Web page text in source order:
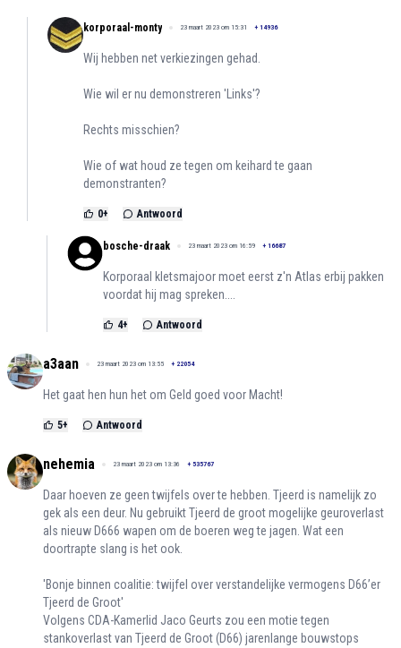
korporaal-monty 23 maart 2023 om 15:31 + 14936
Wij hebben net verkiezingen gehad.
Wie wil er nu demonstreren 'Links'?
Rechts misschien?
Wie of wat houd ze tegen om keihard te gaan
demonstranten?
0+ Antwoord
bosche-draak 23 maart 2023 om 16:59 + 16687
Korporaal kletsmajoor moet eerst z'n Atlas erbij pakken
voordat hij mag spreken....
4+ Antwoord
a3aan 23 maart 2023 om 13:55 + 22054
Het gaat hen hun het om Geld goed voor Macht!
5+ Antwoord
nehemia 23 maart 2023 om 13:36 + 535767
Daar hoeven ze geen twijfels over te hebben. Tjeerd is namelijk zo
gek als een deur. Nu gebruikt Tjeerd de groot mogelijke geuroverlast
als nieuw D666 wapen om de boeren weg te jagen. Wat een
doortrapte slang is het ook.
'Bonje binnen coalitie: twijfel over verstandelijke vermogens D66’er
Tjeerd de Groot'
Volgens CDA-Kamerlid Jaco Geurts zou een motie tegen
stankoverlast van Tjeerd de Groot (D66) jarenlange bouwstops